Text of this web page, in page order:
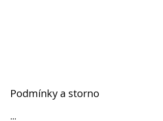
Podmínky a storno
...